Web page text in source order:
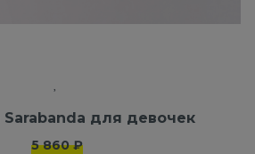
Sarabanda для девочек
5 860 ₽